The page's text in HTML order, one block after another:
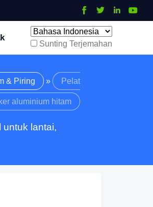
Sunting Terjemahan
& Piring » Pelat
aluminium hitam
lantai,